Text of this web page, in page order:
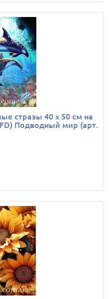
стразы 40 х 50 см на
Подводный мир (арт.